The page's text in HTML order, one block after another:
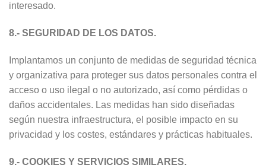
interesado.
8.- SEGURIDAD DE LOS DATOS.
Implantamos un conjunto de medidas de seguridad técnica
y organizativa para proteger sus datos personales contra el
acceso o uso ilegal o no autorizado, así como pérdidas o
daños accidentales. Las medidas han sido diseñadas
según nuestra infraestructura, el posible impacto en su
privacidad y los costes, estándares y prácticas habituales.
9.- COOKIES Y SERVICIOS SIMILARES.